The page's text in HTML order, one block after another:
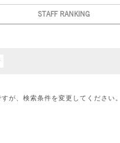
STAFF RANKING
が、検索条件を変更してください。